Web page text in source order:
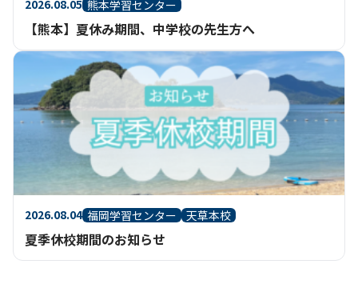
2026.08.05 熊本学習センター
【熊本】夏休み期間、中学校の先生方へ
2026.08.04 福岡学習センター 天草本校
夏季休校期間のお知らせ